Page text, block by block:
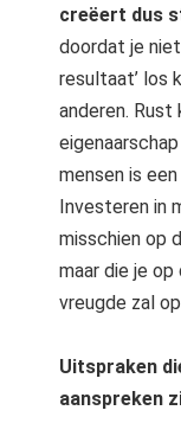
creëert dus
doordat je
resultaat’ los
anderen. Rust
mensen is
Investeren in
misschien op
maar die je
vreugde zal
Uitspraken
aanspreken